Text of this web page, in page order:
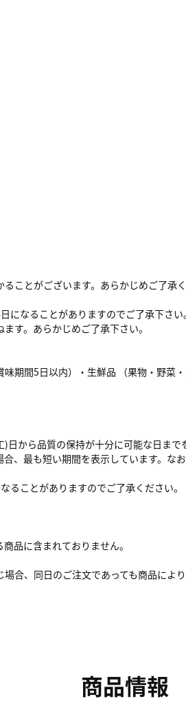
ことがございます。あらかじめご了承
になることがありますのでご了承下さい
す。あらかじめご了承下さい。
期間5日以内）・生鮮品 （果物・野菜
から品質の保持が十分に可能な日まで
、最も短い期間を表示しています。な
ことがありますのでご了承ください。
品に含まれておりません。
、同日のご注文であっても商品によ
商品情報